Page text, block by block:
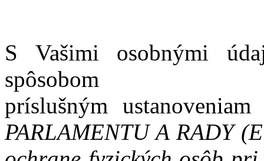
S Vašimi osobnými
spôsobom
príslušným ustanoveniam
PARLAMENTU A RADY